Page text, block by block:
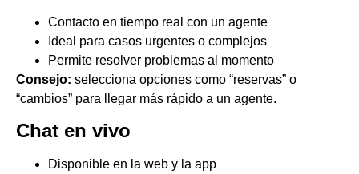
Contacto en tiempo real con un agente
Ideal para casos urgentes o complejos
Permite resolver problemas al momento
Consejo: selecciona opciones como “reservas” o
“cambios” para llegar más rápido a un agente.
Chat en vivo
Disponible en la web y la app